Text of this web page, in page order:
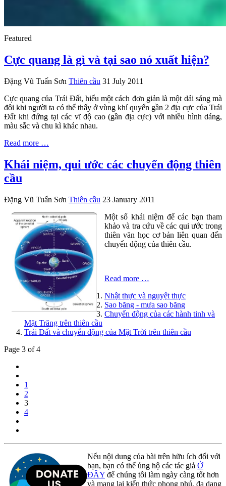
Featured
Cực quang là gì và tại sao nó xuất hiện?
Đặng Vũ Tuấn Sơn Thiên cầu 31 July 2011
Cực quang của Trái Đất, hiểu một cách đơn giản là một dải sáng mà
đôi khi người ta có thể thấy ở vùng khí quyển gần 2 địa cực của Trái
Đất khi đứng tại các vĩ độ cao (gần địa cực) với nhiều hình dáng,
màu sắc và chu kì khác nhau.
Read more …
Khái niệm, qui ước các chuyển động thiên
cầu
Đặng Vũ Tuấn Sơn Thiên cầu 23 January 2011
Một số khái niệm để các bạn tham
khảo và tra cứu về các qui ước trong
thiên văn học cơ bản liên quan đến
chuyển động của thiên cầu.
Read more …
Nhật thực và nguyệt thực
Sao băng - mưa sao băng
Chuyển động của các hành tinh và
Mặt Trăng trên thiên cầu
Trái Đất và chuyển động của Mặt Trời trên thiên cầu
Page 3 of 4
1
2
3
4
Nếu nội dung của bài trên hữu ích đối với
bạn, bạn có thể ủng hộ các tác giả Ở
ĐÂY để chúng tôi làm ngày càng tốt hơn
và mang lại kiến thức phong phú, đa dạng